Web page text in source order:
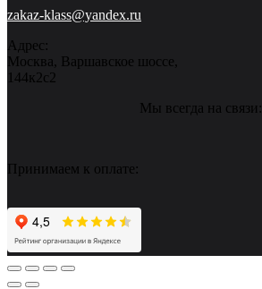
zakaz-klass@yandex.ru
Адрес:
Москва, Варшавское шоссе,
144к2с2
Мы всегда на связи:
Принимаем к оплате: